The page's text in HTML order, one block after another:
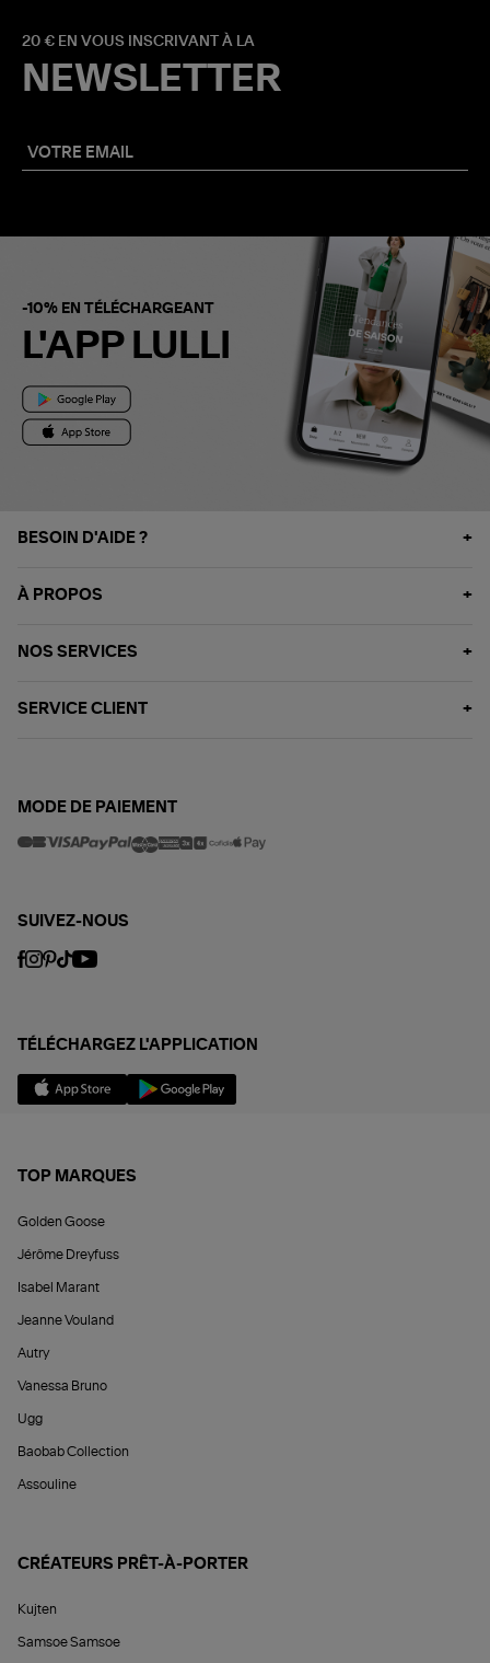
20 € EN VOUS INSCRIVANT À LA
NEWSLETTER
-10% EN TÉLÉCHARGEANT
L'APP LULLI
BESOIN D'AIDE ?
À PROPOS
NOS SERVICES
SERVICE CLIENT
MODE DE PAIEMENT
SUIVEZ-NOUS
TÉLÉCHARGEZ L'APPLICATION
TOP MARQUES
Golden Goose
Jérôme Dreyfuss
Isabel Marant
Jeanne Vouland
Autry
Vanessa Bruno
Ugg
Baobab Collection
Assouline
CRÉATEURS PRÊT-À-PORTER
Kujten
Samsoe Samsoe